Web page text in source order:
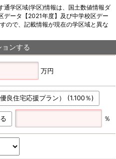
通学区域(学区)情報は、国土数値情報ダ
データ【2021年度】及び中学校区デー
ので、記載情報が現在の学区域と異な
ンする
万円
良住宅応援プラン） (1.100％)
％